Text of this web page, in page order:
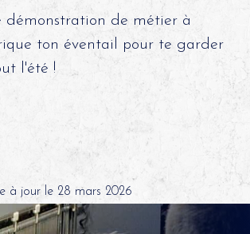
démonstration de métier à
ton éventail pour te garder
l'été !
à jour le 28 mars 2026